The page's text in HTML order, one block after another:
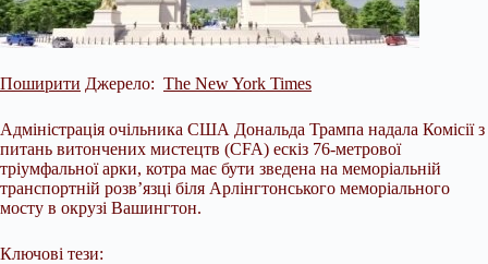
Поширити Джерело: The New York Times
Адміністрація очільника США Дональда Трампа надала Комісії з
питань витончених мистецтв (CFA) ескіз 76-метрової
тріумфальної арки, котра має бути зведена на меморіальній
транспортній розв’язці біля Арлінгтонського меморіального
мосту в окрузі Вашингтон.
Ключові тези: